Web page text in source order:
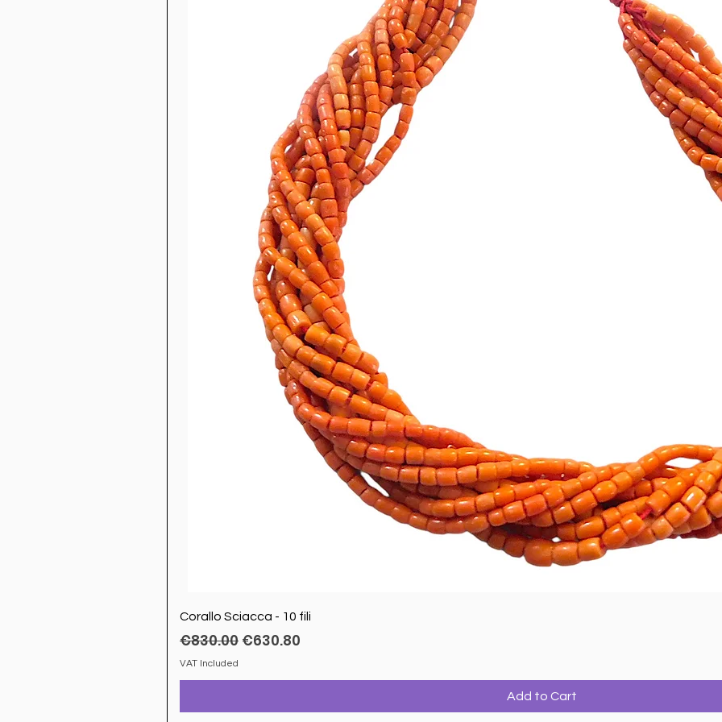
Corallo Sciacca - 10 fili
Regular Price
€830.00 Sale Price
€630.80
VAT Included
Add to Cart